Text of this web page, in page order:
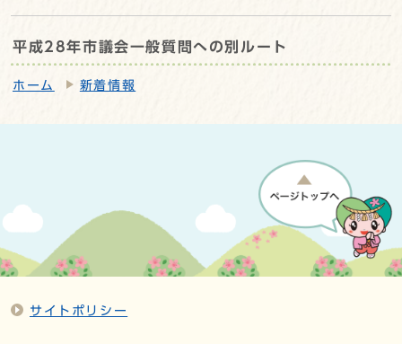
平成28年市議会一般質問への別ルート
ホーム 新着情報
サイトポリシー